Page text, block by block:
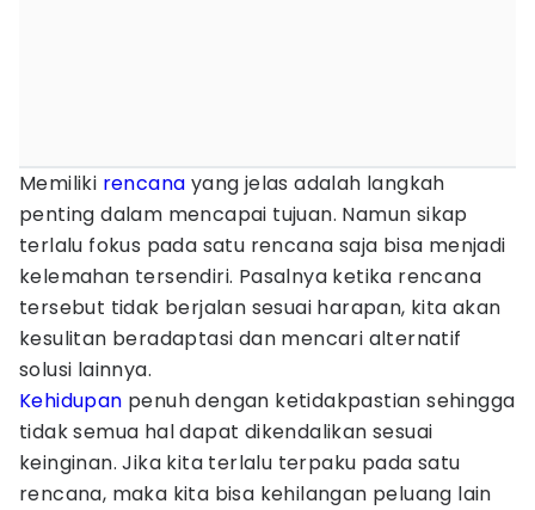
Memiliki rencana yang jelas adalah langkah
penting dalam mencapai tujuan. Namun sikap
terlalu fokus pada satu rencana saja bisa menjadi
kelemahan tersendiri. Pasalnya ketika rencana
tersebut tidak berjalan sesuai harapan, kita akan
kesulitan beradaptasi dan mencari alternatif
solusi lainnya.
Kehidupan penuh dengan ketidakpastian sehingga
tidak semua hal dapat dikendalikan sesuai
keinginan. Jika kita terlalu terpaku pada satu
rencana, maka kita bisa kehilangan peluang lain